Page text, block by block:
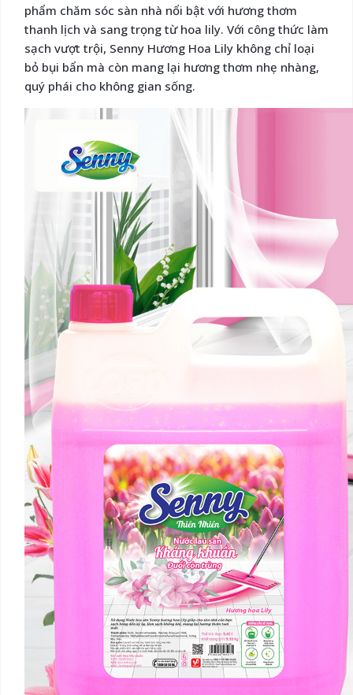
phẩm chăm sóc sàn nhà nổi bật với hương thơm
thanh lịch và sang trọng từ hoa lily. Với công thức làm
sạch vượt trội, Senny Hương Hoa Lily không chỉ loại
bỏ bụi bẩn mà còn mang lại hương thơm nhẹ nhàng,
quý phái cho không gian sống.